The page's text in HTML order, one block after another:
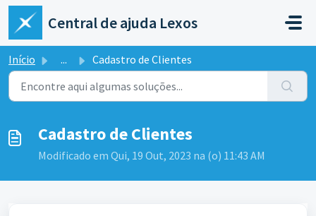
Ir para o conteúdo principal
Central de ajuda Lexos
Início ... Cadastro de Clientes
Cadastro de Clientes
Modificado em Qui, 19 Out, 2023 na (o) 11:43 AM